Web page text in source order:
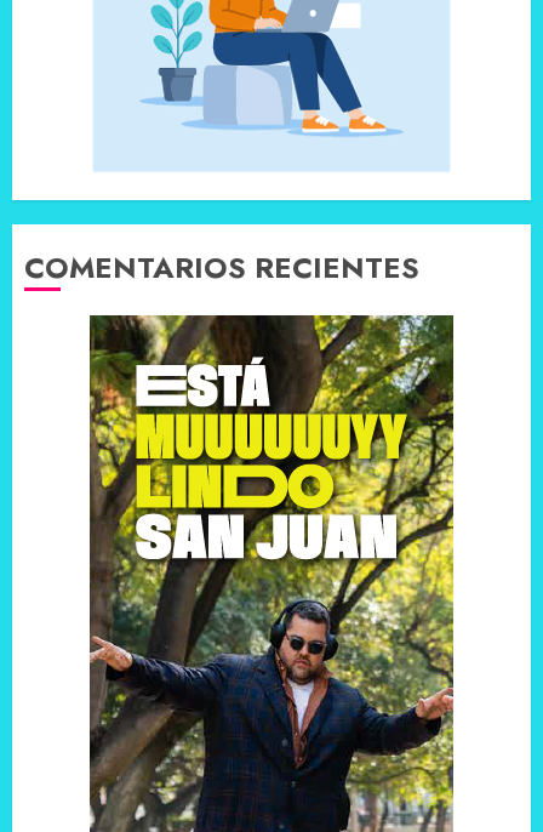
COMENTARIOS RECIENTES